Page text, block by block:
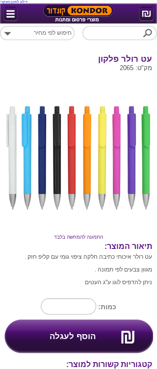
דילוג לתוכן העיקרי
עט רולר פלקון
מק"ט: 2065
התמונה להמחשה בלבד
תיאור המוצר:
עט רולר איכותי כתיבה חלקה ציפוי גומי עם קליפ חזק .
מגוון צבעים לפי תמונה .
ניתן להדפיס לוגו ע"ג העטים
כמות:
קטגוריות קשורות למוצר: